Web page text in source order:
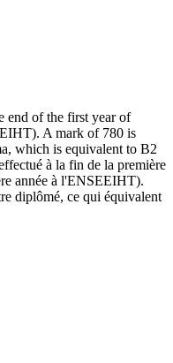
end of the first year of
A mark of 780 is
which is equivalent to B2
à la fin de la première
année à l'ENSEEIHT).
diplômé, ce qui équivalent